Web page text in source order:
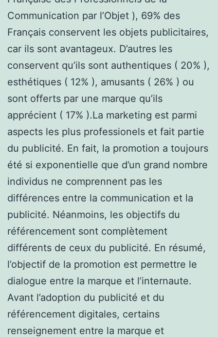
Communication par l’Objet ), 69% des
Français conservent les objets publicitaires,
car ils sont avantageux. D’autres les
conservent qu’ils sont authentiques ( 20% ),
esthétiques ( 12% ), amusants ( 26% ) ou
sont offerts par une marque qu’ils
apprécient ( 17% ).La marketing est parmi
aspects les plus professionels et fait partie
du publicité. En fait, la promotion a toujours
été si exponentielle que d’un grand nombre
individus ne comprennent pas les
différences entre la communication et la
publicité. Néanmoins, les objectifs du
référencement sont complètement
différents de ceux du publicité. En résumé,
l’objectif de la promotion est permettre le
dialogue entre la marque et l’internaute.
Avant l’adoption du publicité et du
référencement digitales, certains
renseignement entre la marque et